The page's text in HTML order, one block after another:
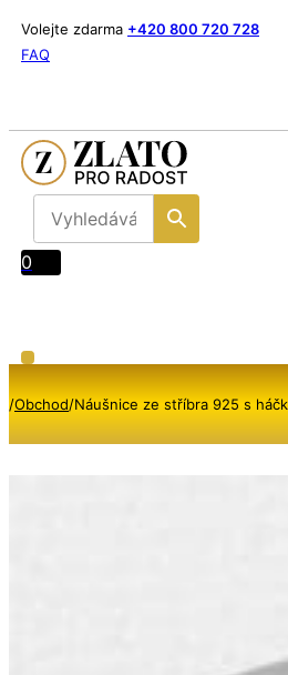
Volejte zdarma +420 800 720 728
FAQ
0
/Obchod/Náušnice ze stříbra 925 s